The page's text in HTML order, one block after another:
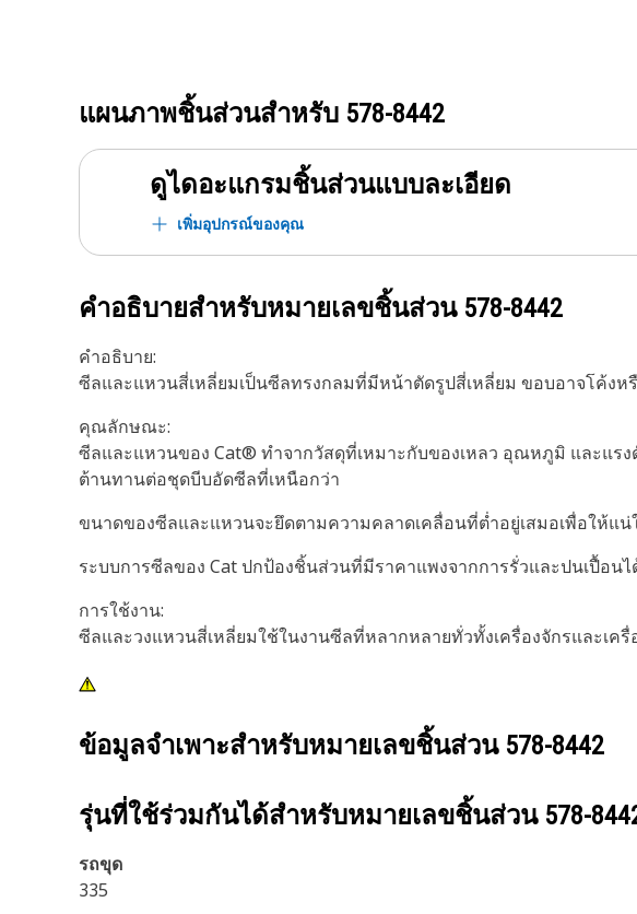
แผนภาพชิ้นส่วนสำหรับ 578-8442
ดูไดอะแกรมชิ้นส่วนแบบละเอียด
เพิ่มอุปกรณ์ของคุณ
คำอธิบายสำหรับหมายเลขชิ้นส่วน 578-8442
คำอธิบาย:
ซีลและแหวนสี่เหลี่ยมเป็นซีลทรงกลมที่มีหน้าตัดรูปสี่เหลี่ยม ขอบอาจโค้งห
คุณลักษณะ:
ซีลและแหวนของ Cat® ทำจากวัสดุที่เหมาะกับของเหลว อุณหภูมิ และแร
ต้านทานต่อชุดบีบอัดซีลที่เหนือกว่า
ขนาดของซีลและแหวนจะยึดตามความคลาดเคลื่อนที่ต่ำอยู่เสมอเพื่อให้แ
ระบบการซีลของ Cat ปกป้องชิ้นส่วนที่มีราคาแพงจากการรั่วและปนเปื้อ
การใช้งาน:
ซีลและวงแหวนสี่เหลี่ยมใช้ในงานซีลที่หลากหลายทั่วทั้งเครื่องจักรและเครื่
ข้อมูลจำเพาะสำหรับหมายเลขชิ้นส่วน 578-8442
รุ่นที่ใช้ร่วมกันได้สำหรับหมายเลขชิ้นส่วน 578-
รถขุด
335